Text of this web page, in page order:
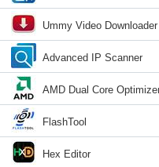
Ummy Video Downloader
Advanced IP Scanner
AMD Dual Core
FlashTool
Hex Editor